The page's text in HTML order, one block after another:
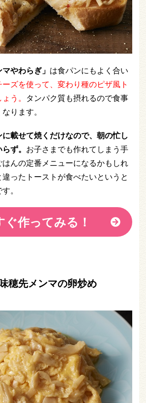
やわらぎ」 は食パンにもよく合い
ーズを使って、変わり種のピザ風ト
う。 タンパク質も摂れるので食事
ります。
載せて焼くだけなので、朝の忙し
ず。 お子さまでも作れてしまう手
んの定番メニューになるかもしれ
ったトーストが食べたいというと
。
ぐ作ってみる！
穂先メンマの卵炒め